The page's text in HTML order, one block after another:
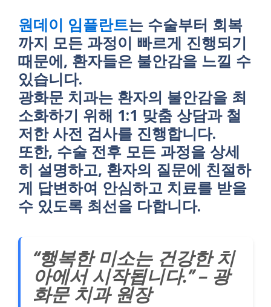
원데이 임플란트는 수술부터 회복
까지 모든 과정이 빠르게 진행되기
때문에, 환자들은 불안감을 느낄 수
있습니다.
광화문 치과는 환자의 불안감을 최
소화하기 위해 1:1 맞춤 상담과 철
저한 사전 검사를 진행합니다.
또한, 수술 전후 모든 과정을 상세
히 설명하고, 환자의 질문에 친절하
게 답변하여 안심하고 치료를 받을
수 있도록 최선을 다합니다.
“행복한 미소는 건강한 치
아에서 시작됩니다.” – 광
화문 치과 원장